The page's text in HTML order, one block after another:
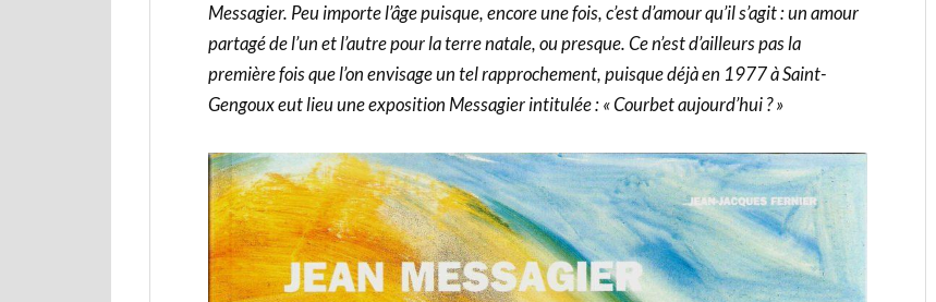
Messagier. Peu importe l’âge puisque, encore une fois, c’est d’amour qu’il s’agit : un amour
partagé de l’un et l’autre pour la terre natale, ou presque. Ce n’est d’ailleurs pas la
première fois que l’on envisage un tel rapprochement, puisque déjà en 1977 à Saint-
Gengoux eut lieu une exposition Messagier intitulée : « Courbet aujourd’hui ? »